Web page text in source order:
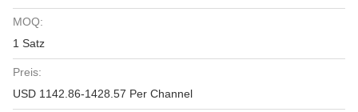
MOQ:
1 Satz
Preis:
USD 1142.86-1428.57 Per Channel